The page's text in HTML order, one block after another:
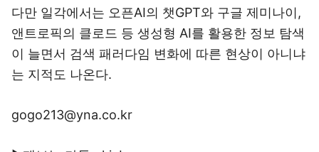
다만 일각에서는 오픈AI의 챗GPT와 구글 제미나이,
앤트로픽의 클로드 등 생성형 AI를 활용한 정보 탐색
이 늘면서 검색 패러다임 변화에 따른 현상이 아니냐
는 지적도 나온다.
gogo213@yna.co.kr